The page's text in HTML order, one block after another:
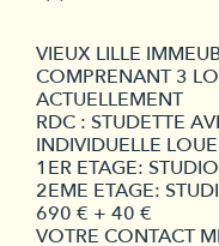
VIEUX LILLE
COMPRENANT 3
ACTUELLEMENT
RDC : STUDETTE
INDIVIDUELLE
1ER ETAGE:
2EME ETAGE:
690 € + 40 €
VOTRE CONTACT